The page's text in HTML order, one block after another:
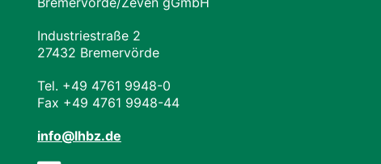
Industriestraße 2
27432 Bremervörde
Tel. +49 4761 9948-0
Fax +49 4761 9948-44
info@lhbz.de